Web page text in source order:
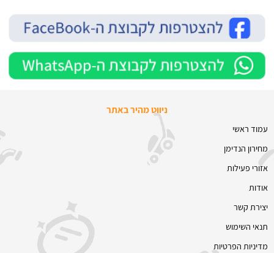
ניווט מהיר באתר
עמוד ראשי
מחירון הנדימן
אזורי פעילות
אודות
יצירת קשר
תנאי השימוש
מדיניות הפרטיות